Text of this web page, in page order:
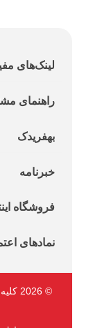
لینک‌های
راهنمای
بهفریدک
خبرنامه
فروشگاه
نمادهای
©